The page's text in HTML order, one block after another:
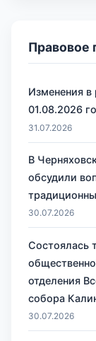
Правовое
Изменения в
01.08.2026
31.07.2026
В
обсудили
30.07.2026
Состоялась
отделения
собора
30.07.2026